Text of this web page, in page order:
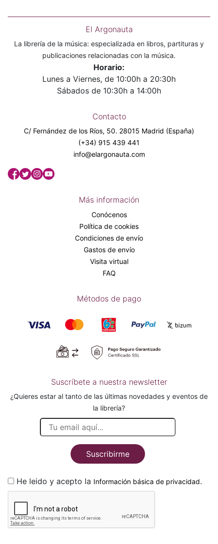
El Argonauta
La librería de la música: especializada en libros, partituras y
publicaciones relacionadas con la música.
Horario:
Lunes a Viernes, de 10:00h a 20:30h
Sábados de 10:30h a 14:00h
Contacto
C/ Fernández de los Ríos, 50. 28015 Madrid (España)
(+34) 915 439 441
info@elargonauta.com
Más información
Conócenos
Política de cookies
Condiciones de envío
Gastos de envío
Visita virtual
FAQ
Métodos de pago
Suscríbete a nuestra newsletter
¿Quieres estar al tanto de las últimas novedades y eventos de
la librería?
Suscribirme
He leido y acepto la Información básica de privacidad.